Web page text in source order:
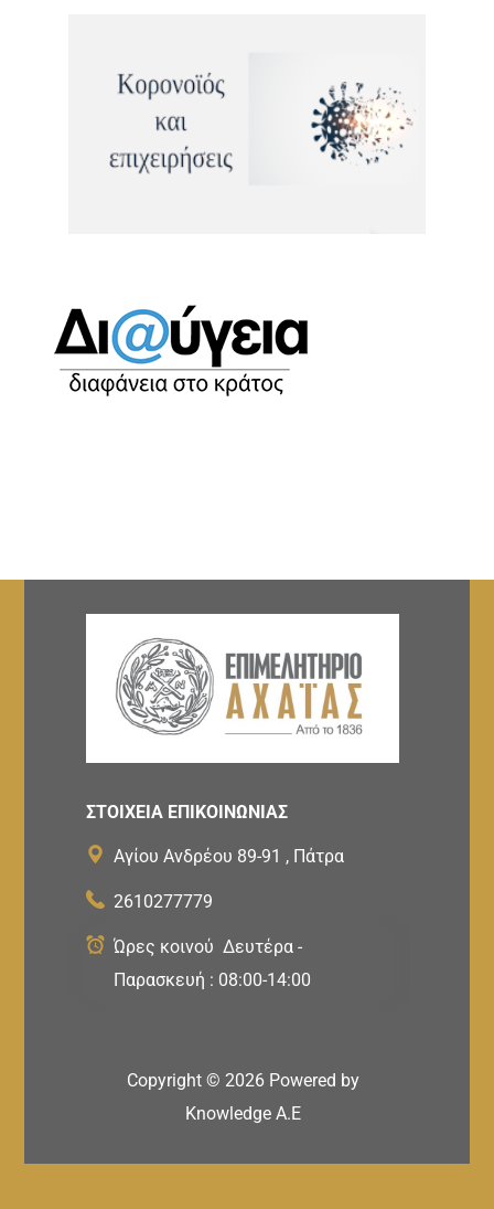
ΣΤΟΙΧΕΙΑ ΕΠΙΚΟΙΝΩΝΙΑΣ
Αγίου Ανδρέου 89-91 , Πάτρα
2610277779
Ώρες κοινού Δευτέρα -
Παρασκευή : 08:00-14:00
Copyright © 2026 Powered by
Knowledge A.E